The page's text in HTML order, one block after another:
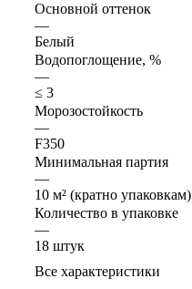
Основной оттенок
—
Белый
Водопоглощение, %
—
≤ 3
Морозостойкость
—
F350
Минимальная партия
—
10 м² (кратно упаковкам)
Количество в упаковке
—
18 штук
Все характеристики